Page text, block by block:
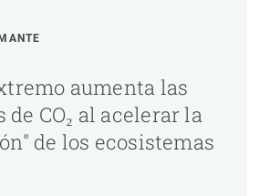
aumenta las
CO₂ al acelerar la
de los ecosistemas